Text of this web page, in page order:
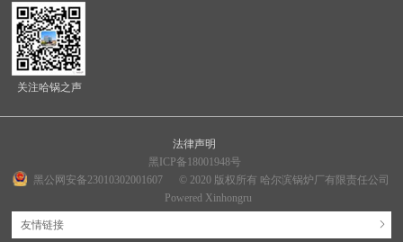
关注哈锅之声
法律声明
黑ICP备18001948号
黑公网安备23010302001607
© 2020 版权所有 哈尔滨锅炉厂有限责任公司
Powered Xinhongru
友情链接